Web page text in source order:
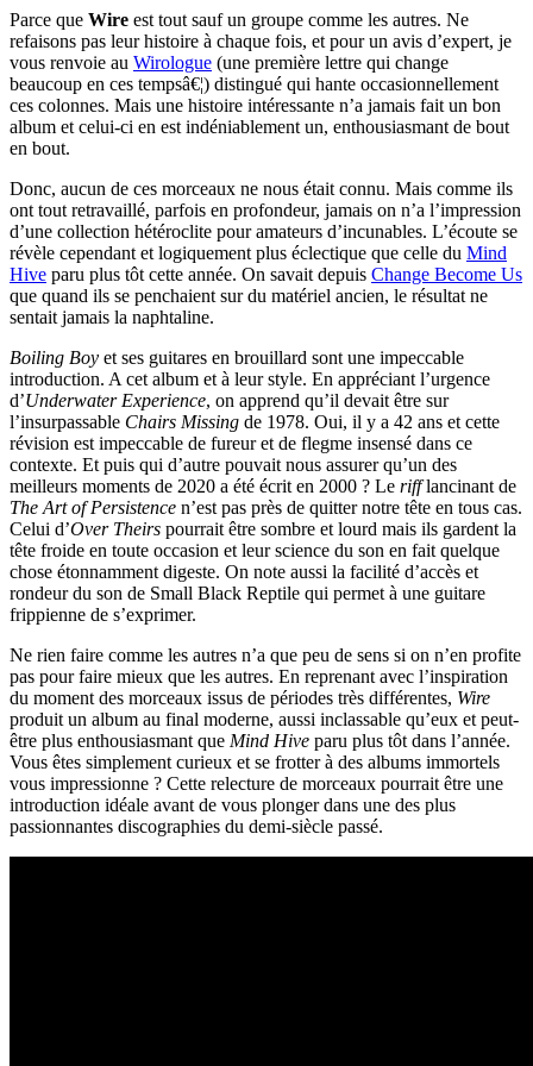
Parce que Wire est tout sauf un groupe comme les autres. Ne
refaisons pas leur histoire à chaque fois, et pour un avis d’expert, je
vous renvoie au Wirologue (une première lettre qui change
beaucoup en ces tempsâ€¦) distingué qui hante occasionnellement
ces colonnes. Mais une histoire intéressante n’a jamais fait un bon
album et celui-ci en est indéniablement un, enthousiasmant de bout
en bout.
Donc, aucun de ces morceaux ne nous était connu. Mais comme ils
ont tout retravaillé, parfois en profondeur, jamais on n’a l’impression
d’une collection hétéroclite pour amateurs d’incunables. L’écoute se
révèle cependant et logiquement plus éclectique que celle du Mind
Hive paru plus tôt cette année. On savait depuis Change Become Us
que quand ils se penchaient sur du matériel ancien, le résultat ne
sentait jamais la naphtaline.
Boiling Boy et ses guitares en brouillard sont une impeccable
introduction. A cet album et à leur style. En appréciant l’urgence
d’Underwater Experience, on apprend qu’il devait être sur
l’insurpassable Chairs Missing de 1978. Oui, il y a 42 ans et cette
révision est impeccable de fureur et de flegme insensé dans ce
contexte. Et puis qui d’autre pouvait nous assurer qu’un des
meilleurs moments de 2020 a été écrit en 2000 ? Le rifflancinant de
The Art of Persistence n’est pas près de quitter notre tête en tous cas.
Celui d’Over Theirs pourrait être sombre et lourd mais ils gardent la
tête froide en toute occasion et leur science du son en fait quelque
chose étonnamment digeste. On note aussi la facilité d’accès et
rondeur du son de Small Black Reptile qui permet à une guitare
frippienne de s’exprimer.
Ne rien faire comme les autres n’a que peu de sens si on n’en profite
pas pour faire mieux que les autres. En reprenant avec l’inspiration
du moment des morceaux issus de périodes très différentes, Wire
produit un album au final moderne, aussi inclassable qu’eux et peut-
être plus enthousiasmant que Mind Hive paru plus tôt dans l’année.
Vous êtes simplement curieux et se frotter à des albums immortels
vous impressionne ? Cette relecture de morceaux pourrait être une
introduction idéale avant de vous plonger dans une des plus
passionnantes discographies du demi-siècle passé.